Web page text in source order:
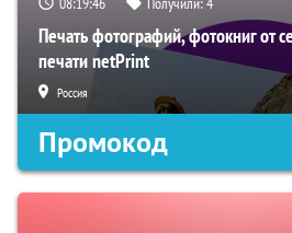
Печать фотографий, фотокниг от
печати netPrint
Россия
Промокод